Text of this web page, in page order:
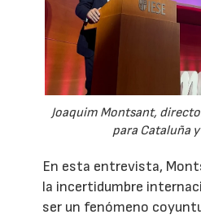
Joaquim Montsant,
para Cataluña
En esta entrevista,
la incertidumbre
ser un fenómeno